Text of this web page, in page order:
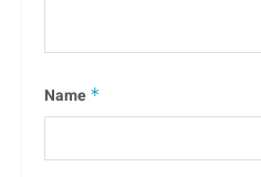
Name *